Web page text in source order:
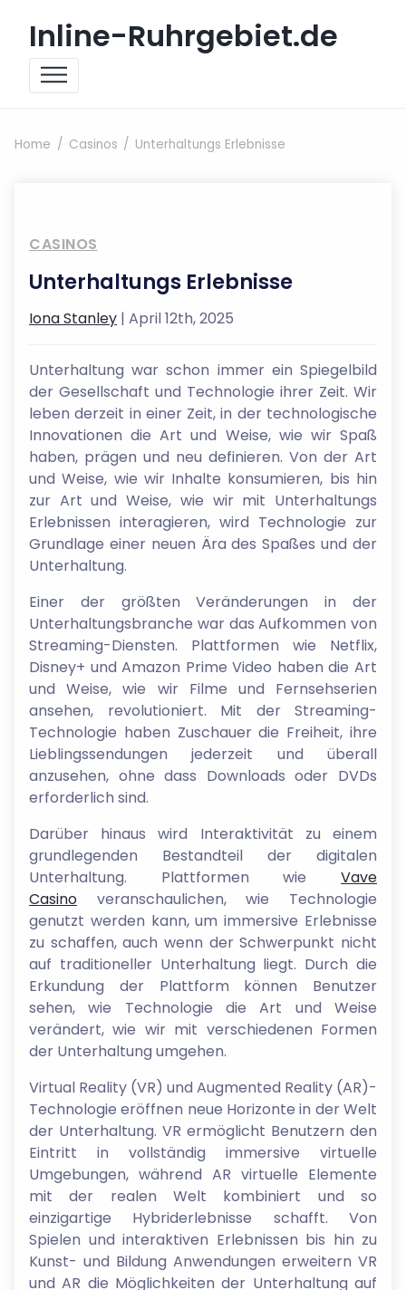
Inline-Ruhrgebiet.de
Home Casinos Unterhaltungs Erlebnisse
CASINOS
Unterhaltungs Erlebnisse
Iona Stanley | April 12th, 2025
Unterhaltung war schon immer ein Spiegelbild
der Gesellschaft und Technologie ihrer Zeit. Wir
leben derzeit in einer Zeit, in der technologische
Innovationen die Art und Weise, wie wir Spaß
haben, prägen und neu definieren. Von der Art
und Weise, wie wir Inhalte konsumieren, bis hin
zur Art und Weise, wie wir mit Unterhaltungs
Erlebnissen interagieren, wird Technologie zur
Grundlage einer neuen Ära des Spaßes und der
Unterhaltung.
Einer der größten Veränderungen in der
Unterhaltungsbranche war das Aufkommen von
Streaming-Diensten. Plattformen wie Netflix,
Disney+ und Amazon Prime Video haben die Art
und Weise, wie wir Filme und Fernsehserien
ansehen, revolutioniert. Mit der Streaming-
Technologie haben Zuschauer die Freiheit, ihre
Lieblingssendungen jederzeit und überall
anzusehen, ohne dass Downloads oder DVDs
erforderlich sind.
Darüber hinaus wird Interaktivität zu einem
grundlegenden Bestandteil der digitalen
Unterhaltung. Plattformen wie Vave
Casino veranschaulichen, wie Technologie
genutzt werden kann, um immersive Erlebnisse
zu schaffen, auch wenn der Schwerpunkt nicht
auf traditioneller Unterhaltung liegt. Durch die
Erkundung der Plattform können Benutzer
sehen, wie Technologie die Art und Weise
verändert, wie wir mit verschiedenen Formen
der Unterhaltung umgehen.
Virtual Reality (VR) und Augmented Reality (AR)-
Technologie eröffnen neue Horizonte in der Welt
der Unterhaltung. VR ermöglicht Benutzern den
Eintritt in vollständig immersive virtuelle
Umgebungen, während AR virtuelle Elemente
mit der realen Welt kombiniert und so
einzigartige Hybriderlebnisse schafft. Von
Spielen und interaktiven Erlebnissen bis hin zu
Kunst- und Bildung Anwendungen erweitern VR
und AR die Möglichkeiten der Unterhaltung auf